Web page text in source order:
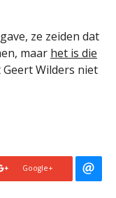
ze zeiden dat
maar het is die
Geert Wilders niet
Google+